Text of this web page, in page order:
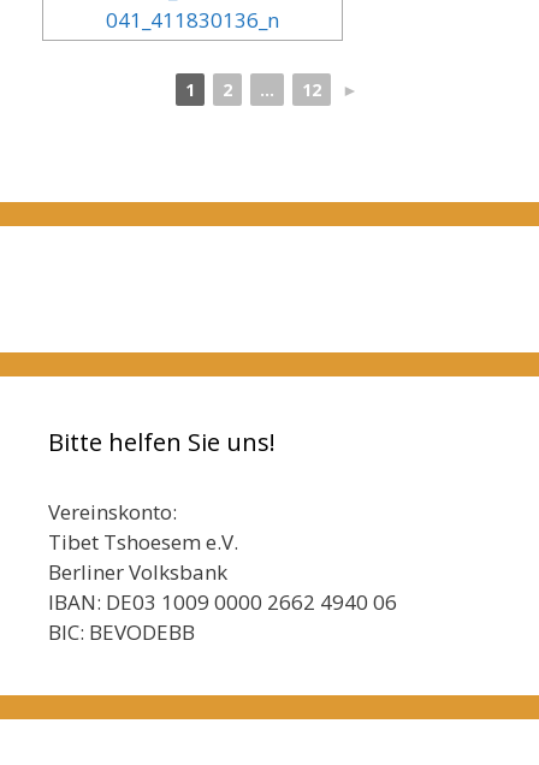
1 2 ... 12 ►
Bitte helfen Sie uns!
Vereinskonto:
Tibet Tshoesem e.V.
Berliner Volksbank
IBAN: DE03 1009 0000 2662 4940 06
BIC: BEVODEBB